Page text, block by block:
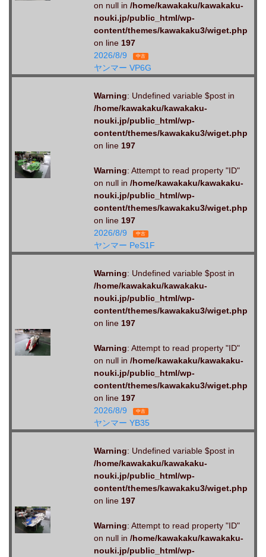
on null in /home/kawakaku/kawakaku-
nouki.jp/public_html/wp-
content/themes/kawakaku3/wiget.php
on line 197
2026/8/9
中古
ヤンマー VP6G
Warning: Undefined variable $post in
/home/kawakaku/kawakaku-
nouki.jp/public_html/wp-
content/themes/kawakaku3/wiget.php
on line 197
Warning: Attempt to read property "ID"
on null in /home/kawakaku/kawakaku-
nouki.jp/public_html/wp-
content/themes/kawakaku3/wiget.php
on line 197
2026/8/9
中古
ヤンマー PeS1F
Warning: Undefined variable $post in
/home/kawakaku/kawakaku-
nouki.jp/public_html/wp-
content/themes/kawakaku3/wiget.php
on line 197
Warning: Attempt to read property "ID"
on null in /home/kawakaku/kawakaku-
nouki.jp/public_html/wp-
content/themes/kawakaku3/wiget.php
on line 197
2026/8/9
中古
ヤンマー YB35
Warning: Undefined variable $post in
/home/kawakaku/kawakaku-
nouki.jp/public_html/wp-
content/themes/kawakaku3/wiget.php
on line 197
Warning: Attempt to read property "ID"
on null in /home/kawakaku/kawakaku-
nouki.jp/public_html/wp-